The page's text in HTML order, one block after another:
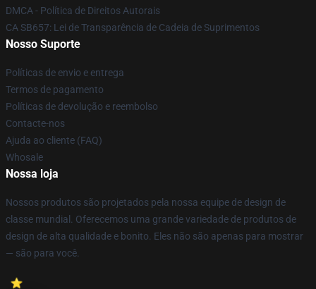
DMCA - Política de Direitos Autorais
CA SB657: Lei de Transparência de Cadeia de Suprimentos
Nosso Suporte
Políticas de envio e entrega
Termos de pagamento
Políticas de devolução e reembolso
Contacte-nos
Ajuda ao cliente (FAQ)
Whosale
Nossa loja
Nossos produtos são projetados pela nossa equipe de design de
classe mundial. Oferecemos uma grande variedade de produtos de
design de alta qualidade e bonito. Eles não são apenas para mostrar
— são para você.